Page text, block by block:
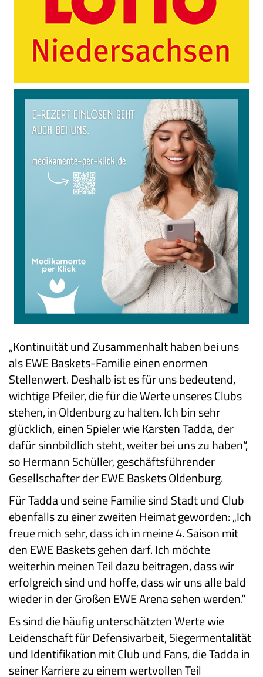
„Kontinuität und Zusammenhalt haben bei uns
als EWE Baskets-Familie einen enormen
Stellenwert. Deshalb ist es für uns bedeutend,
wichtige Pfeiler, die für die Werte unseres Clubs
stehen, in Oldenburg zu halten. Ich bin sehr
glücklich, einen Spieler wie Karsten Tadda, der
dafür sinnbildlich steht, weiter bei uns zu haben“,
so Hermann Schüller, geschäftsführender
Gesellschafter der EWE Baskets Oldenburg.
Für Tadda und seine Familie sind Stadt und Club
ebenfalls zu einer zweiten Heimat geworden: „Ich
freue mich sehr, dass ich in meine 4. Saison mit
den EWE Baskets gehen darf. Ich möchte
weiterhin meinen Teil dazu beitragen, dass wir
erfolgreich sind und hoffe, dass wir uns alle bald
wieder in der Großen EWE Arena sehen werden.“
Es sind die häufig unterschätzten Werte wie
Leidenschaft für Defensivarbeit, Siegermentalität
und Identifikation mit Club und Fans, die Tadda in
seiner Karriere zu einem wertvollen Teil